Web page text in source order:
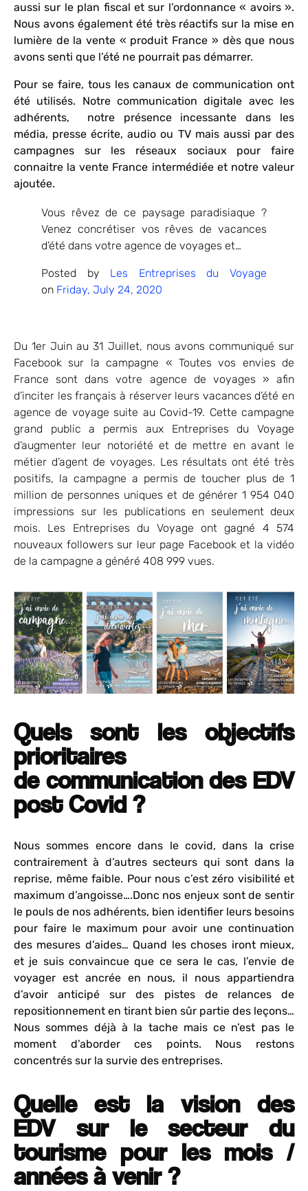
aussi sur le plan fiscal et sur l’ordonnance « avoirs ».
Nous avons également été très réactifs sur la mise en
lumière de la vente « produit France » dès que nous
avons senti que l’été ne pourrait pas démarrer.
Pour se faire, tous les canaux de communication ont
été utilisés. Notre communication digitale avec les
adhérents, notre présence incessante dans les
média, presse écrite, audio ou TV mais aussi par des
campagnes sur les réseaux sociaux pour faire
connaitre la vente France intermédiée et notre valeur
ajoutée.
Vous rêvez de ce paysage paradisiaque ?
Venez concrétiser vos rêves de vacances
d’été dans votre agence de voyages et…
Posted by Les Entreprises du Voyage
on Friday, July 24, 2020
Du 1er Juin au 31 Juillet, nous avons communiqué sur
Facebook sur la campagne « Toutes vos envies de
France sont dans votre agence de voyages » afin
d’inciter les français à réserver leurs vacances d’été en
agence de voyage suite au Covid-19. Cette campagne
grand public a permis aux Entreprises du Voyage
d’augmenter leur notoriété et de mettre en avant le
métier d’agent de voyages. Les résultats ont été très
positifs, la campagne a permis de toucher plus de 1
million de personnes uniques et de générer 1 954 040
impressions sur les publications en seulement deux
mois. Les Entreprises du Voyage ont gagné 4 574
nouveaux followers sur leur page Facebook et la vidéo
de la campagne a généré 408 999 vues.
Quels sont les objectifs
prioritaires
de communication des EDV
post Covid ?
Nous sommes encore dans le covid, dans la crise
contrairement à d’autres secteurs qui sont dans la
reprise, même faible. Pour nous c’est zéro visibilité et
maximum d’angoisse….Donc nos enjeux sont de sentir
le pouls de nos adhérents, bien identifier leurs besoins
pour faire le maximum pour avoir une continuation
des mesures d’aides… Quand les choses iront mieux,
et je suis convaincue que ce sera le cas, l’envie de
voyager est ancrée en nous, il nous appartiendra
d’avoir anticipé sur des pistes de relances de
repositionnement en tirant bien sûr partie des leçons…
Nous sommes déjà à la tache mais ce n’est pas le
moment d’aborder ces points. Nous restons
concentrés sur la survie des entreprises.
Quelle est la vision des
EDV sur le secteur du
tourisme pour les mois /
années à venir ?